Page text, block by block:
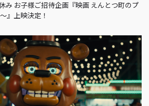
み お子様ご招待企画『映画 えんとつ町のプ
』上映決定！